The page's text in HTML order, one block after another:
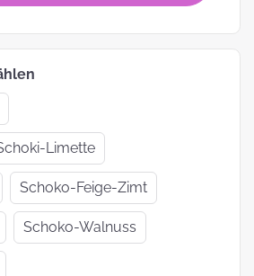
Limette
Schoko-Feige-Zimt
Schoko-Walnuss